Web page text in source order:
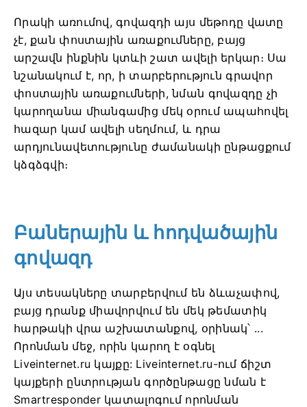
Որակի առումով, գովազդի այս մեթոդը վատը
չէ, քան փոստային առաքումները, բայց
արշավն ինքնին կտևի շատ ավելի երկար։ Սա
նշանակում է, որ, ի տարբերություն գրավոր
փոստային առաքումների, նման գովազդը չի
կարողանա միանգամից մեկ օրում ապահովել
հազար կամ ավելի սեղմում, և դրա
արդյունավետությունը ժամանակի ընթացքում
կձգձգվի։
Բաներային և հոդվածային
գովազդ
Այս տեսակները տարբերվում են ձևաչափով,
բայց դրանք միավորվում են մեկ թեմատիկ
հարթակի վրա աշխատանքով, օրինակ՝ ...
Որոնման մեջ, որին կարող է օգնել
Liveinternet.ru կայքը: Liveinternet.ru-ում ճիշտ
կայքերի ընտրության գործընթացը նման է
Smartresponder կատալոգում որոնման